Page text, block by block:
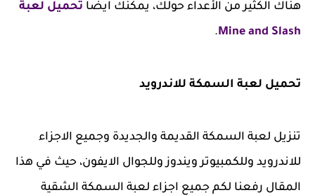
هناك الكثير من الأعداء حولك، يمكنك ايضا تحميل لعبة
Mine and Slash
.
تحميل لعبة السمكة للاندرويد
تنزيل لعبة السمكة القديمة والجديدة وجميع الاجزاء
للاندرويد وللكمبيوتر ويندوز وللجوال الايفون، حيث في هذا
المقال رفعنا لكم جميع اجزاء لعبة السمكة الشقية